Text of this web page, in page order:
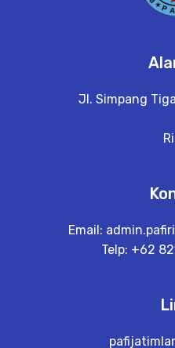
Jl. Simpang
Email:
Telp: +62